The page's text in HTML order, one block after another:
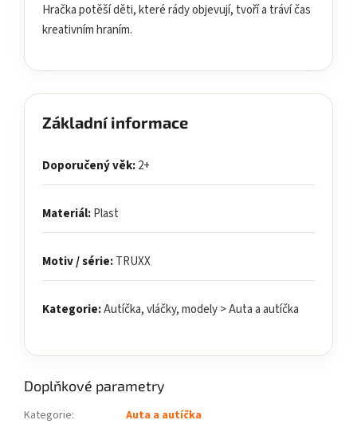
Hračka potěší děti, které rády objevují, tvoří a tráví čas
kreativním hraním.
Základní informace
Doporučený věk:2+
Materiál:Plast
Motiv / série:TRUXX
Kategorie:Autíčka, vláčky, modely > Auta a autíčka
Doplňkové parametry
Kategorie:
Auta a autíčka